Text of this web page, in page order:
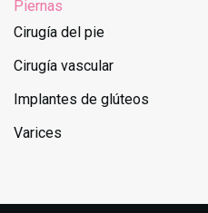
Piernas
Cirugía del pie
Cirugía vascular
Implantes de glúteos
Varices